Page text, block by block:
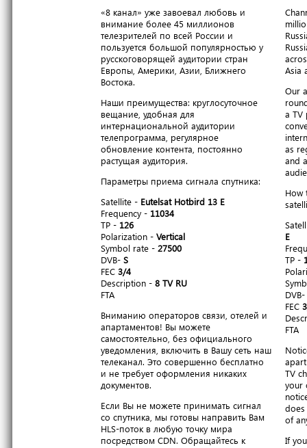
«8 канал» уже завоевал любовь и
внимание более 45 миллионов
телезрителей по всей России и
пользуется большой популярностью у
русскоговорящей аудитории стран
Европы, Америки, Азии, Ближнего
Востока.
Наши преимущества: круглосуточное
вещание, удобная для
интернациональной аудитории
телепрограмма, регулярное
обновление контента, постоянно
растущая аудитория.
Параметры приема сигнала спутника:
Satellite - Eutelsat Hotbird 13 E
Frequency - 11034
TP - 126
Polarization - Vertical
Symbol rate - 27500
DVB- S
FEC 3/4
Description - 8 TV RU
FTA
Вниманию операторов связи, отелей и
апартаментов! Вы можете
самостоятельно, без официального
уведомления, включить в Вашу сеть наш
телеканал. Это совершенно бесплатно
и не требует оформления никаких
документов.
Если Вы не можете принимать сигнал
со спутника, мы готовы направить Вам
HLS-поток в любую точку мира
посредством CDN. Обращайтесь к
Asia
Our
a TV
as
and
How
E
TP -
DVB-
FEC
FTA
TV
your
of
If